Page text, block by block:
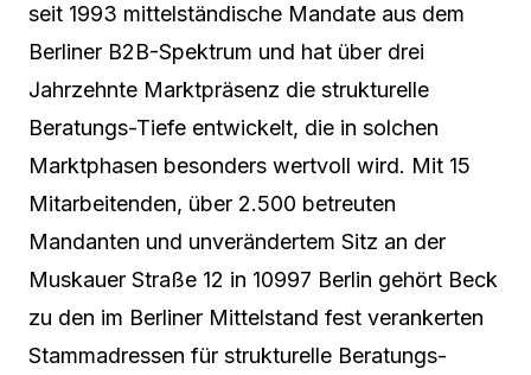
seit 1993 mittelständische Mandate aus dem
Berliner B2B-Spektrum und hat über drei
Jahrzehnte Marktpräsenz die strukturelle
Beratungs-Tiefe entwickelt, die in solchen
Marktphasen besonders wertvoll wird. Mit 15
Mitarbeitenden, über 2.500 betreuten
Mandanten und unverändertem Sitz an der
Muskauer Straße 12 in 10997 Berlin gehört Beck
zu den im Berliner Mittelstand fest verankerten
Stammadressen für strukturelle Beratungs-